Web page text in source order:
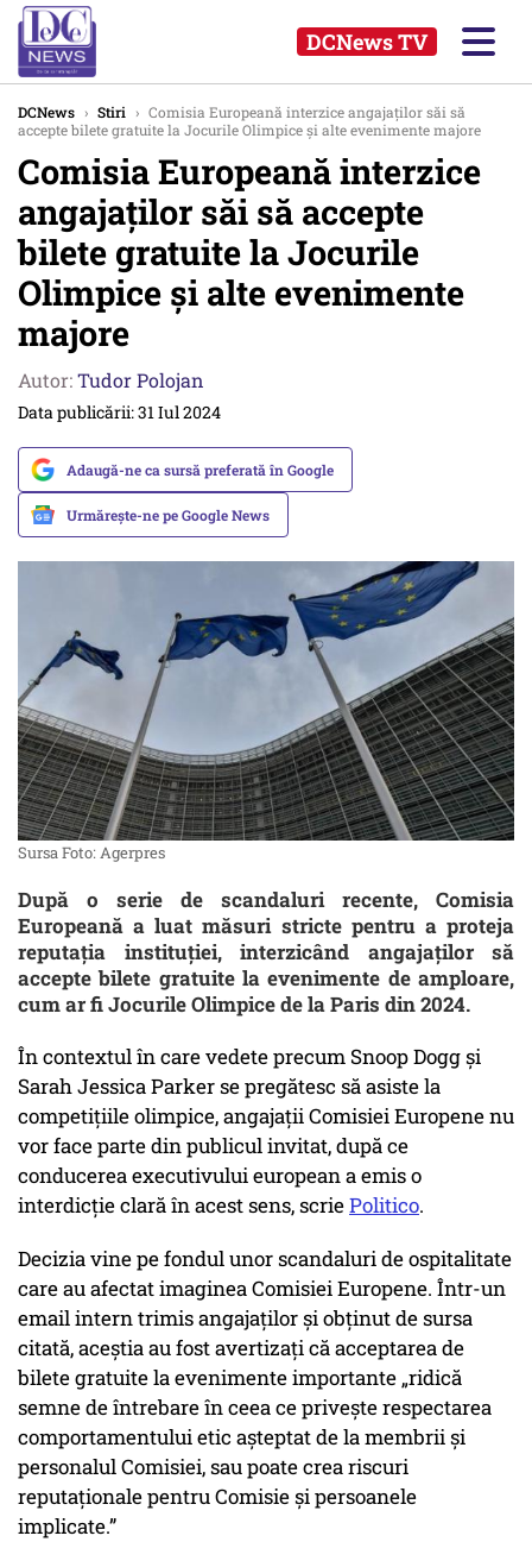
DCNews TV
DCNews › Stiri › Comisia Europeană interzice angajaților săi să
accepte bilete gratuite la Jocurile Olimpice și alte evenimente majore
Comisia Europeană interzice
angajaților săi să accepte
bilete gratuite la Jocurile
Olimpice și alte evenimente
majore
Autor:Tudor Polojan
Data publicării: 31 Iul 2024
Adaugă-ne ca sursă preferată în Google
Urmărește-ne pe Google News
Sursa Foto: Agerpres
După o serie de scandaluri recente, Comisia
Europeană a luat măsuri stricte pentru a proteja
reputația instituției, interzicând angajaților să
accepte bilete gratuite la evenimente de amploare,
cum ar fi Jocurile Olimpice de la Paris din 2024.
În contextul în care vedete precum Snoop Dogg și
Sarah Jessica Parker se pregătesc să asiste la
competițiile olimpice, angajații Comisiei Europene nu
vor face parte din publicul invitat, după ce
conducerea executivului european a emis o
interdicție clară în acest sens, scriePolitico.
Decizia vine pe fondul unor scandaluri de ospitalitate
care au afectat imaginea Comisiei Europene. Într-un
email intern trimis angajaților și obținut de sursa
citată, aceștia au fost avertizați că acceptarea de
bilete gratuite la evenimente importante „ridică
semne de întrebare în ceea ce privește respectarea
comportamentului etic așteptat de la membrii și
personalul Comisiei, sau poate crea riscuri
reputaționale pentru Comisie și persoanele
implicate.”